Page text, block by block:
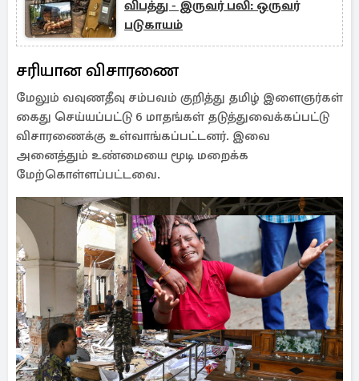
விபத்து - இருவர் பலி: ஒருவர்
படுகாயம்
சரியான விசாரணை
மேலும் வவுணதீவு சம்பவம் குறித்து தமிழ் இளைஞர்கள்
கைது செய்யப்பட்டு 6 மாதங்கள் தடுத்துவைக்கப்பட்டு
விசாரணைக்கு உள்வாங்கப்பட்டனர். இவை
அனைத்தும் உண்மையை மூடி மறைக்க
மேற்கொள்ளப்பட்டவை.